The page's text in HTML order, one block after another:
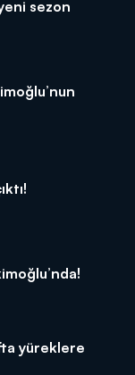
sezon
yüreklere